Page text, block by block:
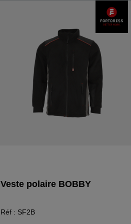
gauche · poche pour téléphone avec deux
compartiments pour stylos à droite ·
grandes poches latérales fermées par des
fermetures à glissière · une poche à
l'intérieur de la veste extérieure · cordon
de serrage élastique dans l'ourlet de la
veste extérieure pour le resserrer ·
extrémité des manches avec manchette
intérieure en tricot et velcro extérieur pour
le serrage · boutons-poussoirs à la taille
Veste polaire BOBBY
Réf : SF2B